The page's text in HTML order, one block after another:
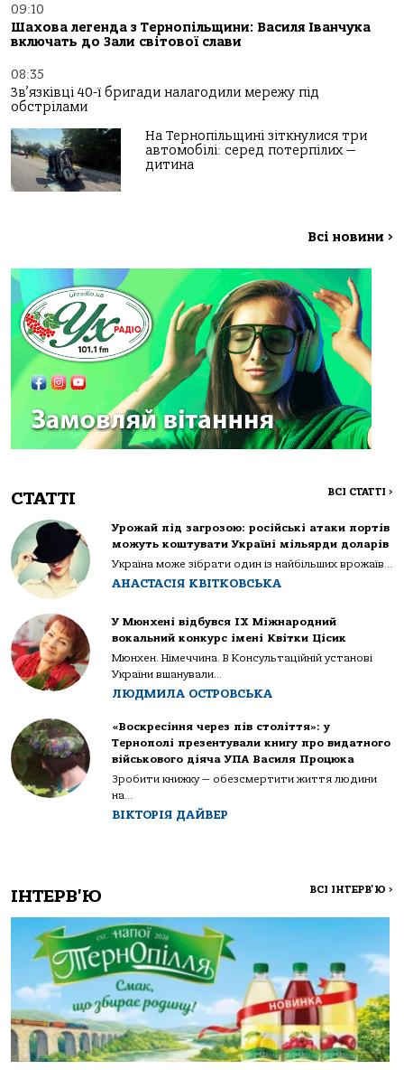
09:10
Шахова легенда з Тернопільщини: Василя Іванчука
включать до Зали світової слави
08:35
Зв’язківці 40-ї бригади налагодили мережу під
обстрілами
На Тернопільщині зіткнулися три
автомобілі: серед потерпілих —
дитина
Всі новини >
СТАТТІ ВСІ СТАТТІ >
Урожай під загрозою: російські атаки портів
можуть коштувати Україні мільярди доларів
Україна може зібрати один із найбільших врожаїв...
АНАСТАСІЯ КВІТКОВСЬКА
У Мюнхені відбувся IX Міжнародний
вокальний конкурс імені Квітки Цісик
Мюнхен. Німеччина. В Консультаційній установі
України вшанували...
ЛЮДМИЛА ОСТРОВСЬКА
«Воскресіння через пів століття»: у
Тернополі презентували книгу про видатного
військового діяча УПА Василя Процюка
Зробити книжку — обезсмертити життя людини
на...
ВІКТОРІЯ ДАЙВЕР
ІНТЕРВ'Ю ВСІ ІНТЕРВ'Ю >